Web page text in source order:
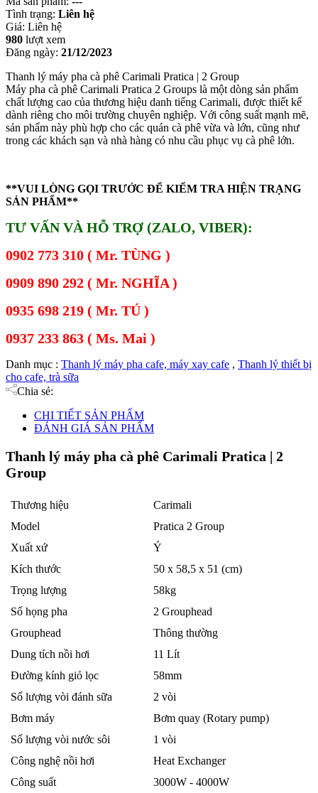
Tình trạng: Liên hệ
Giá: Liên hệ
980 lượt xem
Đăng ngày: 21/12/2023
Thanh lý máy pha cà phê Carimali Pratica | 2 Group
Máy pha cà phê Carimali Pratica 2 Groups là một dòng sản phẩm
chất lượng cao của thương hiệu danh tiếng Carimali, được thiết kế
dành riêng cho môi trường chuyên nghiệp. Với công suất mạnh mẽ,
sản phẩm này phù hợp cho các quán cà phê vừa và lớn, cũng như
trong các khách sạn và nhà hàng có nhu cầu phục vụ cà phê lớn.
**VUI LÒNG GỌI TRƯỚC ĐỂ KIỂM TRA HIỆN TRẠNG
SẢN PHẨM**
TƯ VẤN VÀ HỖ TRỢ (ZALO, VIBER):
0902 773 310 ( Mr. TÙNG )
0909 890 292 ( Mr. NGHĨA )
0935 698 219 ( Mr. TÚ )
0937 233 863 ( Ms. Mai )
Danh mục : Thanh lý máy pha cafe, máy xay cafe , Thanh lý thiết bị
cho cafe, trà sữa
Chia sẻ:
CHI TIẾT SẢN PHẨM
ĐÁNH GIÁ SẢN PHẨM
Thanh lý máy pha cà phê Carimali Pratica | 2
Group
Thương hiệu
Carimali
Model
Pratica 2 Group
Xuất xứ
Ý
Kích thước
50 x 58,5 x 51 (cm)
Trọng lượng
58kg
Số họng pha
2 Grouphead
Grouphead
Thông thường
Dung tích nồi hơi
11 Lít
Đường kính giỏ lọc
58mm
Số lượng vòi đánh sữa
2 vòi
Bơm máy
Bơm quay (Rotary pump)
Số lượng vòi nước sôi
1 vòi
Công nghệ nồi hơi
Heat Exchanger
Công suất
3000W - 4000W